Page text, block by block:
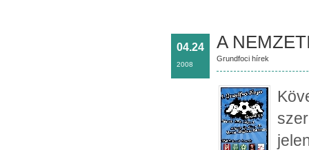
04.24
2008
A
Grundfoci hírek